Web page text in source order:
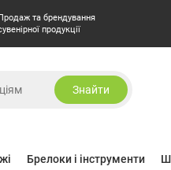
та брендування
продукції
Знайти
Брелоки і інструменти